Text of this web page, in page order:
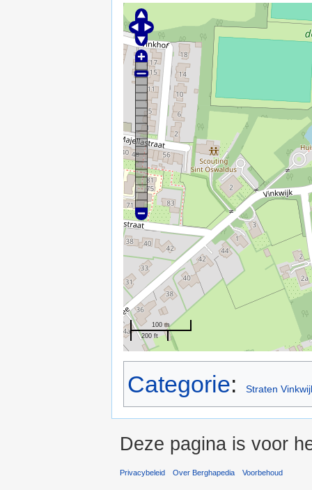
100 m
200 ft
Categorie: Straten
Deze pagina is voor
Privacybeleid Over Berghapedia Voorbehoud